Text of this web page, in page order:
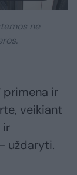
ne
primena ir
veikiant
ir
uždaryti.